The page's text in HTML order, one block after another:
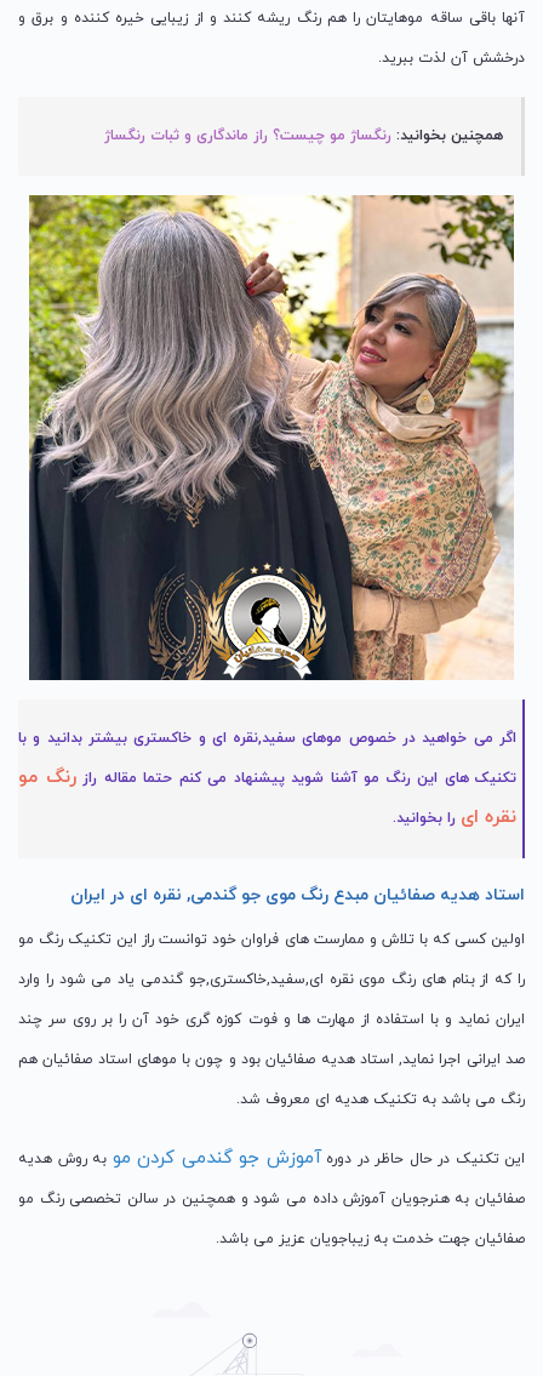
آنها باقی ساقه موهایتان را هم رنگ ریشه کنند و از زیبایی خیره کننده و برق و
درخشش آن لذت ببرید.
همچنین بخوانید: رنگساژ مو چیست؟ راز ماندگاری و ثبات رنگساژ
اگر می خواهید در خصوص موهای سفید,نقره ای و خاکستری بیشتر بدانید و با
تکنیک های این رنگ مو آشنا شوید پیشنهاد می کنم حتما مقاله راز رنگ مو
نقره ای را بخوانید.
استاد هدیه صفائیان مبدع رنگ موی جو گندمی, نقره ای در ایران
اولین کسی که با تلاش و ممارست های فراوان خود توانست راز این تکنیک رنگ مو
را که از بنام های رنگ موی نقره ای,سفید,خاکستری,جو گندمی یاد می شود را وارد
ایران نماید و با استفاده از مهارت ها و فوت کوزه گری خود آن را بر روی سر چند
صد ایرانی اجرا نماید, استاد هدیه صفائیان بود و چون با موهای استاد صفائیان هم
رنگ می باشد به تکنیک هدیه ای معروف شد.
این تکنیک در حال حاظر در دوره آموزش جو گندمی کردن مو به روش هدیه
صفائیان به هنرجویان آموزش داده می شود و همچنین در سالن تخصصی رنگ مو
صفائیان جهت خدمت به زیباجویان عزیز می باشد.